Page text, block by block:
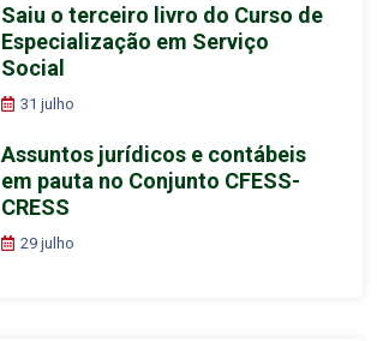
Saiu o terceiro livro do Curso de
Especialização em Serviço
Social
31 julho
Assuntos jurídicos e contábeis
em pauta no Conjunto CFESS-
CRESS
29 julho